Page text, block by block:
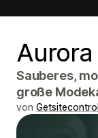
Aurora
Sauberes,
große
von Getsitecontrol